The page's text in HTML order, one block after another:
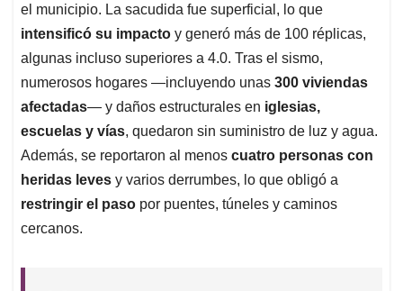
el municipio. La sacudida fue superficial, lo que
intensificó su impacto y generó más de 100 réplicas,
algunas incluso superiores a 4.0. Tras el sismo,
numerosos hogares —incluyendo unas 300 viviendas
afectadas— y daños estructurales en iglesias,
escuelas y vías, quedaron sin suministro de luz y agua.
Además, se reportaron al menos cuatro personas con
heridas leves y varios derrumbes, lo que obligó a
restringir el paso por puentes, túneles y caminos
cercanos.